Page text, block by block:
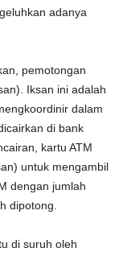
adanya
pemotongan
Iksan ini adalah
dalam
di bank
kartu ATM
untuk mengambil
dengan jumlah
dipotong.
di suruh oleh